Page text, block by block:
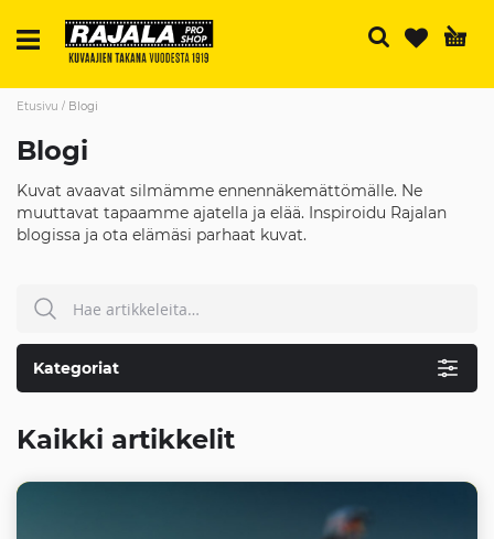
Etusivu Blogi
Blogi
Kuvat avaavat silmämme ennennäkemättömälle. Ne
muuttavat tapaamme ajatella ja elää. Inspiroidu Rajalan
blogissa ja ota elämäsi parhaat kuvat.
Hae HAE
Kategoriat
Kaikki artikkelit